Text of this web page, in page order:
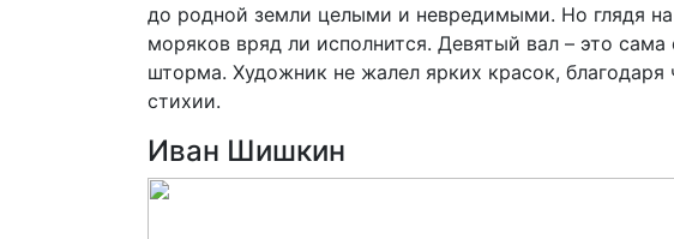
до родной земли целыми и невредимыми. Но глядя
моряков вряд ли исполнится. Девятый вал – это
шторма. Художник не жалел ярких красок,
стихии.
Иван Шишкин